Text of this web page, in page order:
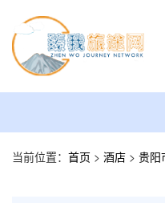
当前位置： 首页 > 酒店 > 贵阳